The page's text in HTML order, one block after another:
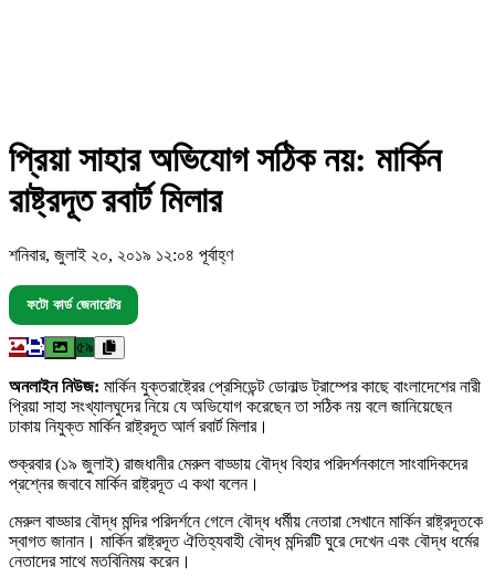
প্রিয়া সাহার অভিযোগ সঠিক নয়: মার্কিন
রাষ্ট্রদূত রবার্ট মিলার
শনিবার, জুলাই ২০, ২০১৯ ১২:০৪ পূর্বাহ্ণ
ফটো কার্ড জেনারেটর
৫৯
অনলাইন নিউজ: মার্কিন যুক্তরাষ্ট্রের প্রেসিডেন্ট ডোনাল্ড ট্রাম্পের কাছে বাংলাদেশের নারী
প্রিয়া সাহা সংখ্যালঘুদের নিয়ে যে অভিযোগ করেছেন তা সঠিক নয় বলে জানিয়েছেন
ঢাকায় নিযুক্ত মার্কিন রাষ্ট্রদূত আর্ল রবার্ট মিলার।
শুক্রবার (১৯ জুলাই) রাজধানীর মেরুল বাড্ডায় বৌদ্ধ বিহার পরিদর্শনকালে সাংবাদিকদের
প্রশ্নের জবাবে মার্কিন রাষ্ট্রদূত এ কথা বলেন।
মেরুল বাড্ডার বৌদ্ধ মন্দির পরিদর্শনে গেলে বৌদ্ধ ধর্মীয় নেতারা সেখানে মার্কিন রাষ্ট্রদূতকে
স্বাগত জানান। মার্কিন রাষ্ট্রদূত ঐতিহ্যবাহী বৌদ্ধ মন্দিরটি ঘুরে দেখেন এবং বৌদ্ধ ধর্মের
নেতাদের সাথে মতবিনিময় করেন।